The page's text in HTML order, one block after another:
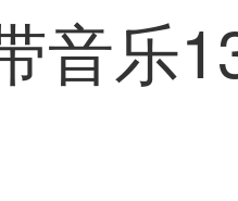
音乐